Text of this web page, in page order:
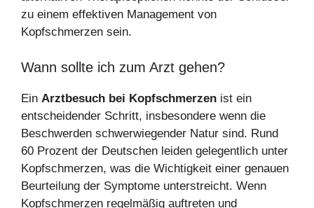
zu einem effektiven Management von
Kopfschmerzen sein.
Wann sollte ich zum Arzt gehen?
Ein Arztbesuch bei Kopfschmerzen ist ein
entscheidender Schritt, insbesondere wenn die
Beschwerden schwerwiegender Natur sind. Rund
60 Prozent der Deutschen leiden gelegentlich unter
Kopfschmerzen, was die Wichtigkeit einer genauen
Beurteilung der Symptome unterstreicht. Wenn
Kopfschmerzen regelmäßig auftreten und